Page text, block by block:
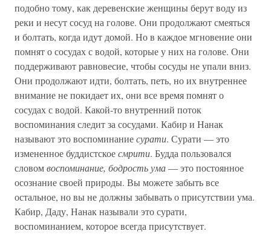
подобно тому, как деревенские женщины берут воду из
реки и несут сосуд на голове. Они продолжают смеяться
и болтать, когда идут домой. Но в каждое мгновение они
помнят о сосудах с водой, которые у них на голове. Они
поддерживают равновесие, чтобы сосуды не упали вниз.
Они продолжают идти, болтать, петь, но их внутреннее
внимание не покидает их, они все время помнят о
сосудах с водой. Какой-то внутренний поток
воспоминания следит за сосудами. Кабир и Нанак
называют это воспоминаниесурати. Сурати — это
измененное буддистскоесмрити. Будда пользовался
словомвоспоминание, бодрость ума— это постоянное
осознание своей природы. Вы можете забыть все
остальное, но вы не должны забывать о присутствии ума.
Кабир, Даду, Нанак называли это сурати,
воспоминанием, которое всегда присутствует.